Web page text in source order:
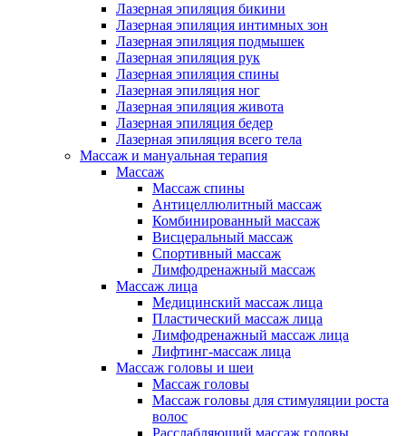
Лазерная эпиляция бикини
Лазерная эпиляция интимных зон
Лазерная эпиляция подмышек
Лазерная эпиляция рук
Лазерная эпиляция спины
Лазерная эпиляция ног
Лазерная эпиляция живота
Лазерная эпиляция бедер
Лазерная эпиляция всего тела
Массаж и мануальная терапия
Массаж
Массаж спины
Антицеллюлитный массаж
Комбинированный массаж
Висцеральный массаж
Спортивный массаж
Лимфодренажный массаж
Массаж лица
Медицинский массаж лица
Пластический массаж лица
Лимфодренажный массаж лица
Лифтинг-массаж лица
Массаж головы и шеи
Массаж головы
Массаж головы для стимуляции роста
волос
Расслабляющий массаж головы